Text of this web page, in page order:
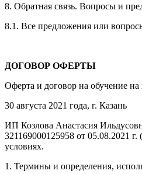
8. Обратная связь. Вопросы и
8.1. Все предложения или
ДОГОВОР ОФЕРТЫ
Оферта и договор на обучение
30 августа 2021 года, г. Казань
ИП Козлова Анастасия
321169000125958 от 05.08.2021
условиях.
1. Термины и определения,